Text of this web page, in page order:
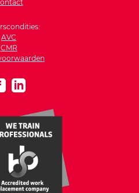
AVC
CMR